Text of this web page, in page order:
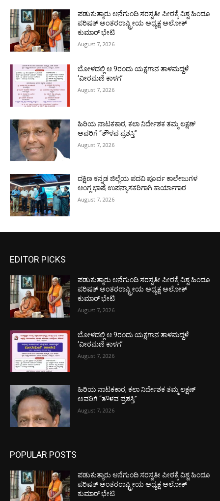
ಪಡುಕುತ್ಯಾರು ಆನೆಗುಂದಿ ಸರಸ್ವತೀ ಪೀಠಕ್ಕೆ ವಿಶ್ವ ಹಿಂದೂ
ಪರಿಷತ್ ಅಂತರರಾಷ್ಟ್ರೀಯ ಅಧ್ಯಕ್ಷ ಅಲೋಕ್
ಕುಮಾರ್ ಭೇಟಿ
August 7, 2026
ಬೋಳದಲ್ಲಿ ಆ.9ರಂದು ಯಕ್ಷಗಾನ ತಾಳಮದ್ದಳೆ
‘ವೀರಮಣಿ ಕಾಳಗ’
August 7, 2026
ಹಿರಿಯ ನಾಟಕಕಾರ, ಕಲಾ ನಿರ್ದೇಶಕ ತಮ್ಮ ಲಕ್ಷಣ್
ಅವರಿಗೆ “ತೌಳವ ಪ್ರಶಸ್ತಿ”
August 7, 2026
ದಕ್ಷಿಣ ಕನ್ನಡ ಜಿಲ್ಲೆಯ ಪದವಿ ಪೂರ್ವ ಕಾಲೇಜುಗಳ
ಆಂಗ್ಲ ಭಾಷೆ ಉಪನ್ಯಾಸಕರಿಗಾಗಿ ಕಾರ್ಯಾಗಾರ
August 7, 2026
EDITOR PICKS
ಪಡುಕುತ್ಯಾರು ಆನೆಗುಂದಿ ಸರಸ್ವತೀ ಪೀಠಕ್ಕೆ ವಿಶ್ವ ಹಿಂದೂ
ಪರಿಷತ್ ಅಂತರರಾಷ್ಟ್ರೀಯ ಅಧ್ಯಕ್ಷ ಅಲೋಕ್
ಕುಮಾರ್ ಭೇಟಿ
August 7, 2026
ಬೋಳದಲ್ಲಿ ಆ.9ರಂದು ಯಕ್ಷಗಾನ ತಾಳಮದ್ದಳೆ
‘ವೀರಮಣಿ ಕಾಳಗ’
August 7, 2026
ಹಿರಿಯ ನಾಟಕಕಾರ, ಕಲಾ ನಿರ್ದೇಶಕ ತಮ್ಮ ಲಕ್ಷಣ್
ಅವರಿಗೆ “ತೌಳವ ಪ್ರಶಸ್ತಿ”
August 7, 2026
POPULAR POSTS
ಪಡುಕುತ್ಯಾರು ಆನೆಗುಂದಿ ಸರಸ್ವತೀ ಪೀಠಕ್ಕೆ ವಿಶ್ವ ಹಿಂದೂ
ಪರಿಷತ್ ಅಂತರರಾಷ್ಟ್ರೀಯ ಅಧ್ಯಕ್ಷ ಅಲೋಕ್
ಕುಮಾರ್ ಭೇಟಿ